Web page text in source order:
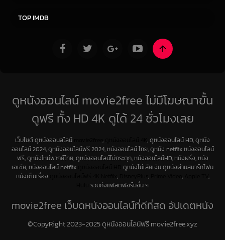
TOP IMDB
ดูหนังออนไลน์ movie2free ไม่มีโฆษณาขั้น
ดูฟรี ทั้ง HD 4K ดูได้ 24 ชั่วโมงเลย
เว็บไซต์ ดูหนังออนลไลน์ ,
, ดูหนังออนไลน์ HD, ดูหนัง
ออนไลน์ 2024, ดูหนังออนไลน์ฟรี 2024, หนังออนไลน์ ไทย, ดูหนัง netflix หนังออนไลน์
ฟรี, ดูหนังใหม่พากย์ไทย, ดูหนังออนไลน์ไม่กระตุก, หนังออนไลน์HD, หนังฝรั่ง, หนัง
เอเชีย, หนังออนไลน์ netflix
ดูหนังไม่เสียเงิน ดูหนังผ่านสมาร์ทโฟน
หนังเต็มเรื่อง
, , ,
,
รวมถึงแฟลตฟอร์มอื่น ๆ
movie2free เว็บดูหนังออนไลน์ที่ดีที่สุด อัปเดตหนัง
ใหม่ทุกวัน
©CopyRight 2023-2025 ดูหนังออนไลน์ฟรี movie2free.xyz